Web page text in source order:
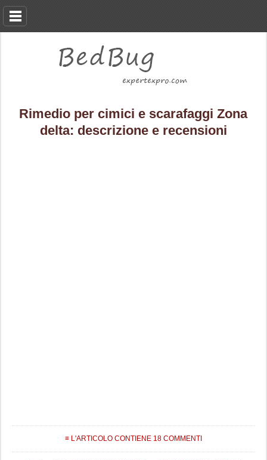
Rimedio per cimici e scarafaggi Zona
delta: descrizione e recensioni
≡ L'ARTICOLO CONTIENE 18 COMMENTI